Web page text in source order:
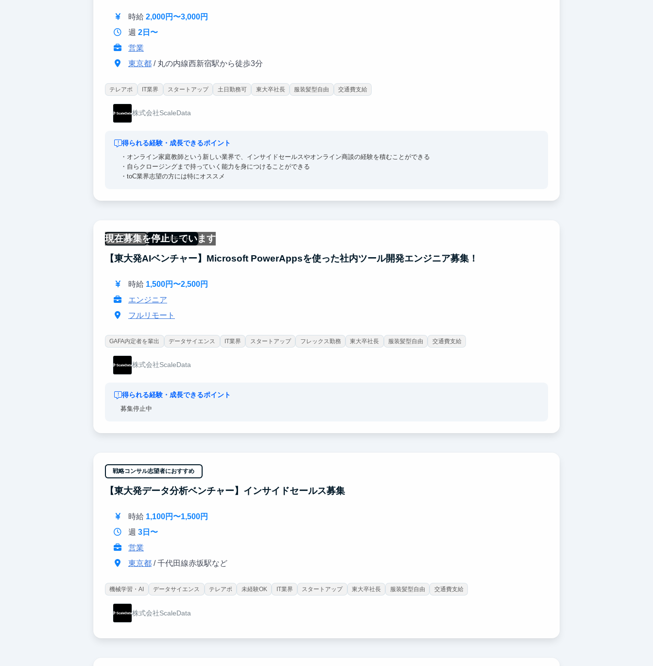
時給 2,000円〜3,000円
週 2日〜
営業
東京都/ 丸の内線西新宿駅から徒歩3分
テレアポ IT業界 スタートアップ 土日勤務可 東大卒社長 服装髪型自由 交通費支給
株式会社ScaleData
得られる経験・成長できるポイント
・オンライン家庭教師という新しい業界で、インサイドセールスやオンライン商談の経験を積むことができる
・自らクロージングまで持っていく能力を身につけることができる
・toC業界志望の方には特にオススメ
現在募集を停止しています
未経験OK フルリモート
【東大発AIベンチャー】Microsoft PowerAppsを使った社内ツール開発エンジニア募集！
時給 1,500円〜2,500円
エンジニア
フルリモート
GAFA内定者を輩出 データサイエンス IT業界 スタートアップ フレックス勤務 東大卒社長 服装髪型自由 交通費支給
株式会社ScaleData
得られる経験・成長できるポイント
募集停止中
戦略コンサル志望者におすすめ
【東大発データ分析ベンチャー】インサイドセールス募集
時給 1,100円〜1,500円
週 3日〜
営業
東京都/ 千代田線赤坂駅など
機械学習・AI データサイエンス テレアポ 未経験OK IT業界 スタートアップ 東大卒社長 服装髪型自由 交通費支給
株式会社ScaleData